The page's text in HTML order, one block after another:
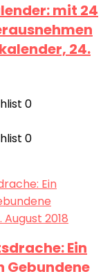
mit 24
24.
0
0
Ein
Gebundene